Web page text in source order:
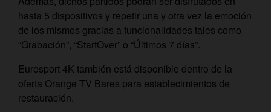
hasta 5 dispositivos y repetir una y otra vez la emoción
de los mismos gracias a funcionalidades tales como
“Grabación”, “StartOver” o “Últimos 7 días”.
Eurosport 4K también está disponible dentro de la
oferta Orange TV Bares para establecimientos de
restauración.